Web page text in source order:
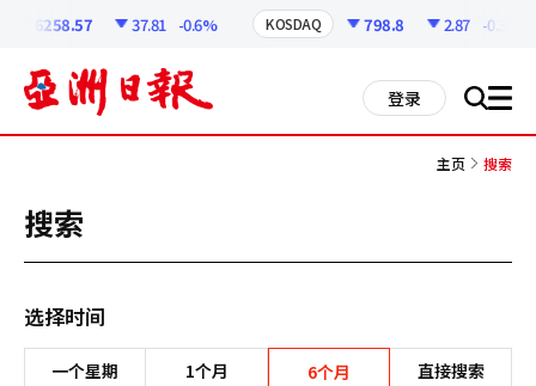
6258.57 37.81 -0.6% KOSDAQ 798.8 2.87 -0.36%
登录 搜 all
主页 搜索
搜索
选择时间
一个星期 1个月 6个月 直接搜索